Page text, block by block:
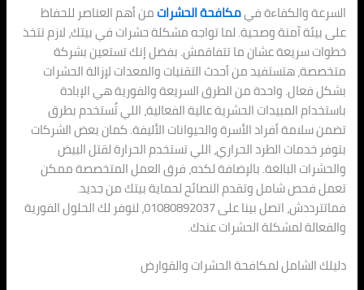
السرعة والكفاءة فيمكافحة الحشراتمن أهم العناصر للحفاظ
على بيئة آمنة وصحية. لما تواجه مشكلة حشرات في بيتك، لازم تتخذ
خطوات سريعة عشان ما تتفاقمش. بفضل إنك تستعين بشركة
متخصصة، هتستفيد من أحدث التقنيات والمعدات لإزالة الحشرات
بشكل فعال. واحدة من الطرق السريعة والفورية هي الإبادة
باستخدام المبيدات الحشرية عالية الفعالية، اللي تُستخدم بطرق
تضمن سلامة أفراد الأسرة والحيوانات الأليفة. كمان بعض الشركات
بتوفر خدمات الطرد الحراري، اللي تستخدم الحرارة لقتل البيض
والحشرات البالغة. بالإضافة لكده، فرق العمل المتخصصة ممكن
تعمل فحص شامل وتقدم النصائح لحماية بيتك من جديد.
فماتترددش، اتصل بينا على 01080892037، لنوفر لك الحلول الفورية
والفعالة لمشكلة الحشرات عندك.
دليلك الشامل لمكافحة الحشرات والقوارض